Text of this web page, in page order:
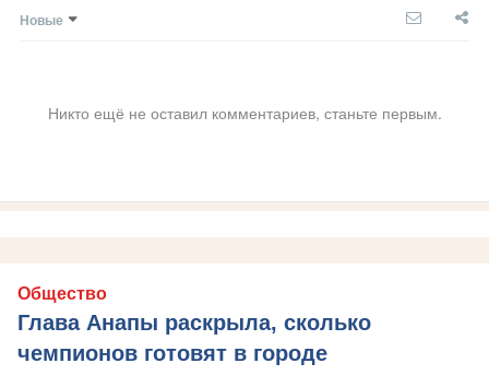
Новые
Никто ещё не оставил комментариев, станьте первым.
Общество
Глава Анапы раскрыла, сколько
чемпионов готовят в городе